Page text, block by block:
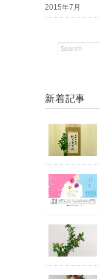
2015年7月
新着記事